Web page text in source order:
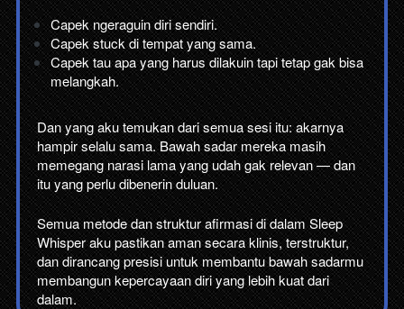
Capek ngeraguin diri sendiri.
Capek stuck di tempat yang sama.
Capek tau apa yang harus dilakuin tapi tetap gak bisa
melangkah.
Dan yang aku temukan dari semua sesi itu: akarnya
hampir selalu sama. Bawah sadar mereka masih
memegang narasi lama yang udah gak relevan — dan
itu yang perlu dibenerin duluan.
Semua metode dan struktur afirmasi di dalam Sleep
Whisper aku pastikan aman secara klinis, terstruktur,
dan dirancang presisi untuk membantu bawah sadarmu
membangun kepercayaan diri yang lebih kuat dari
dalam.